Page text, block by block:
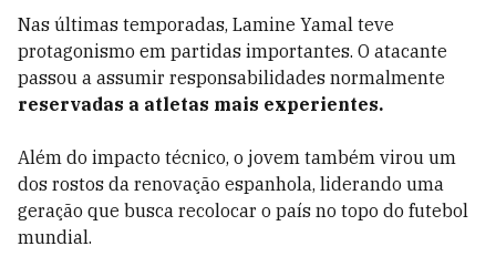
Nas últimas temporadas, Lamine Yamal teve
protagonismo em partidas importantes. O atacante
passou a assumir responsabilidades normalmente
reservadas a atletas mais experientes.
Além do impacto técnico, o jovem também virou um
dos rostos da renovação espanhola, liderando uma
geração que busca recolocar o país no topo do futebol
mundial.